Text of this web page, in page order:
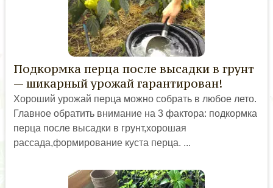
Подкормка перца после высадки в грунт
— шикарный урожай гарантирован!
Хороший урожай перца можно собрать в любое лето.
Главное обратить внимание на 3 фактора: подкормка
перца после высадки в грунт,хорошая
рассада,формирование куста перца. ...